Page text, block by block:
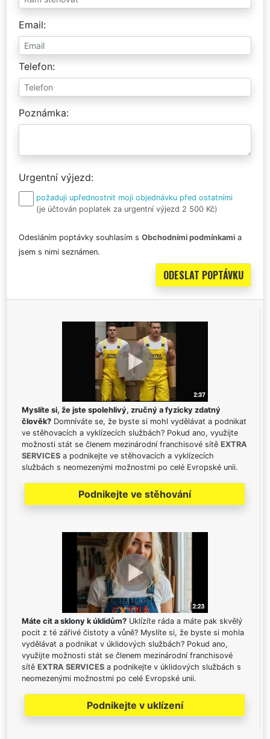
Email
Telefon
Poznámka
Urgentní výjezd
požaduji upřednostnit moji objednávku před ostatními
(je účtován poplatek za urgentní výjezd 2 500 Kč)
Odesláním poptávky souhlasím s Obchodními podmínkami a
jsem s nimi seznámen.
Myslíte si, že jste spolehlivý, zručný a fyzicky zdatný
člověk? Domníváte se, že byste si mohl vydělávat a podnikat
ve stěhovacích a vyklízecích službách? Pokud ano, využijte
možnosti stát se členem mezinárodní franchisové sítě EXTRA
SERVICES a podnikejte ve stěhovacích a vyklízecích
službách s neomezenými možnostmi po celé Evropské unii.
Podnikejte ve stěhování
Máte cit a sklony k úklidům? Uklízíte ráda a máte pak skvělý
pocit z té zářivé čistoty a vůně? Myslíte si, že byste si mohla
vydělávat a podnikat v úklidových službách? Pokud ano,
využijte možnosti stát se členem mezinárodní franchisové
sítě EXTRA SERVICES a podnikejte v úklidových službách s
neomezenými možnostmi po celé Evropské unii.
Podnikejte v uklízení